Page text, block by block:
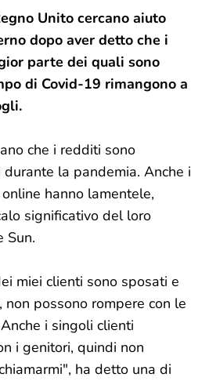
Unito cercano aiuto
dopo aver detto che i
parte dei quali sono
di Covid-19 rimangono a
che i redditi sono
la pandemia. Anche i
hanno lamentele,
significativo del loro
Sun.
miei clienti sono sposati e
non possono rompere con le
i singoli clienti
i genitori, quindi non
ha detto una di